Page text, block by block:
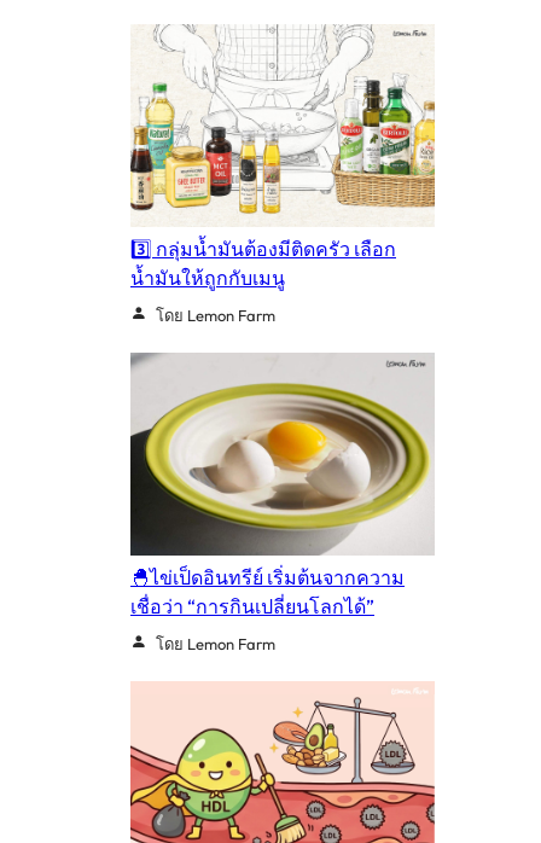
3️⃣ กลุ่มน้ำมันต้องมีติดครัว เลือก
น้ำมันให้ถูกกับเมนู
โดย Lemon Farm
🐣ไข่เป็ดอินทรีย์ เริ่มต้นจากความ
เชื่อว่า “การกินเปลี่ยนโลกได้”
โดย Lemon Farm